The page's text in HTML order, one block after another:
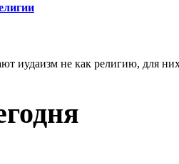
иудаизм не как религию, для